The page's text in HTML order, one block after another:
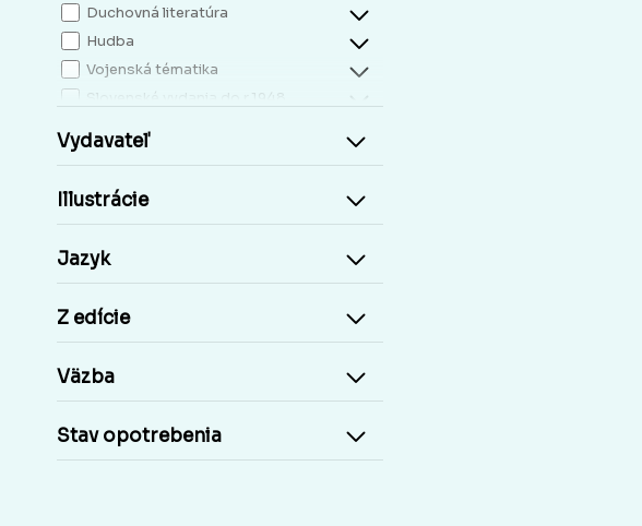
Duchovná literatúra
Hudba
Vojenská tématika
Slovenské vydania do r.1948
Kresťanská literatúra
Príroda a človek
Cudzie jazyky, učebnice a slovníky
Učebnice základná škola
Staré tlače, Early prints
Časopisy a noviny
Vydavateľ
Illustrácie
Jazyk
Z edície
Väzba
Stav opotrebenia